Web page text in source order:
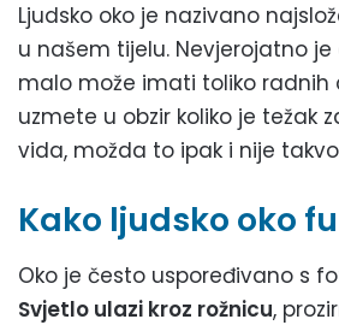
Ljudsko oko je nazivano
u našem tijelu. Nevjerojatno
malo može imati toliko radnih
uzmete u obzir koliko je težak
vida, možda to ipak i nije
Kako ljudsko oko
Oko je često uspoređivano s
Svjetlo ulazi kroz rožnicu,